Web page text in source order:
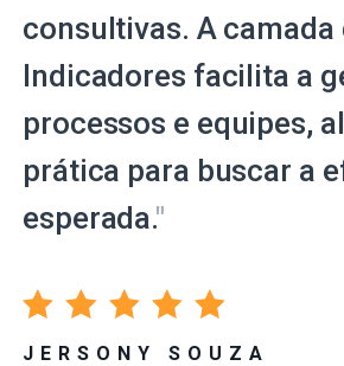
consultivas. A camada
Indicadores facilita a
processos e equipes,
prática para buscar a
esperada."
JERSONY SOUZA